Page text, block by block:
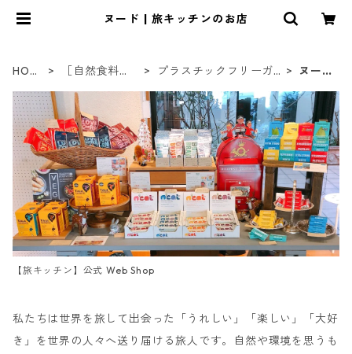
ヌード | 旅キッチンのお店
HOM
［自然食料
プラスチックフリーガ
ヌー
【旅キッチン】公式 Web Shop
私たちは世界を旅して出会った「うれしい」「楽しい」「大好
き」を世界の人々へ送り届ける旅人です。自然や環境を思うも